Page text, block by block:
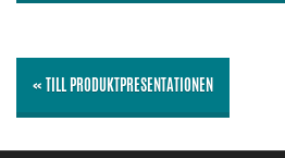
« TILL PRODUKTPRESENTATIONEN